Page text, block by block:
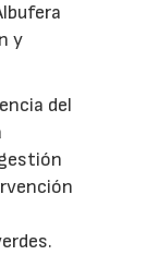
y
del